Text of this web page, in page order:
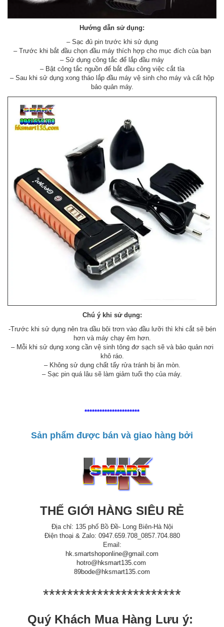
Hướng dẫn sử dụng:
– Sạc đủ pin trước khi sử dụng
– Trước khi bắt đầu chọn đầu máy thích hợp cho mục đích của bạn
– Sử dụng công tắc để lắp đầu máy
– Bật công tắc nguồn để bắt đầu công việc cắt tỉa
– Sau khi sử dụng xong tháo lắp đầu máy vệ sinh cho máy và cất hộp
bảo quản máy.
Chú ý khi sử dụng:
-Trước khi sử dụng nên tra dầu bôi trơn vào đầu lưỡi thì khi cắt sẽ bén
hơn và máy chạy êm hơn.
– Mỗi khi sử dụng xong cần vệ sinh tông đơ sạch sẽ và bảo quản nơi
khô ráo.
– Không sử dụng chất tẩy rửa tránh bị ăn mòn.
– Sạc pin quá lâu sẽ làm giảm tuổi thọ của máy.
**********************
Sản phẩm được bán và giao hàng bởi
THẾ GIỚI HÀNG SIÊU RẺ
Địa chỉ: 135 phố Bồ Đề- Long Biên-Hà Nội
Điện thoại & Zalo: 0947.659.708_0857.704.880
Email:
hk.smartshoponline@gmail.com
hotro@hksmart135.com
89bode@hksmart135.com
***********************
Quý Khách Mua Hàng Lưu ý: